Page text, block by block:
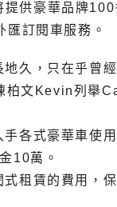
供豪華品牌100
匯訂閱車服務。
地久，只在乎曾經
柏文Kevin列舉
各式豪華車使
10萬。
租賃的費用，